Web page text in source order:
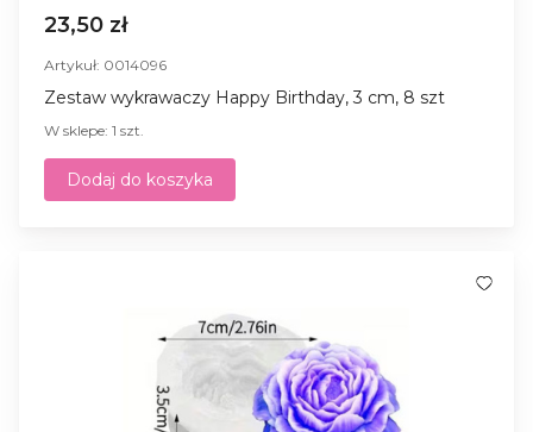
23,50 zł
Artykuł: 0014096
Zestaw wykrawaczy Happy Birthday, 3 cm, 8 szt
W sklepe: 1 szt.
Dodaj do koszyka